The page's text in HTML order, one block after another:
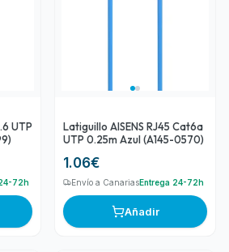
UTP
72h
Latiguillo AISENS RJ45 Cat6a
UTP 0.25m Azul (A145-0570)
1.06€
Envío a CanariasEntrega 24-72h
Añadir